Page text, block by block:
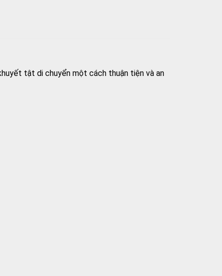
tật di chuyển một cách thuận tiện và an